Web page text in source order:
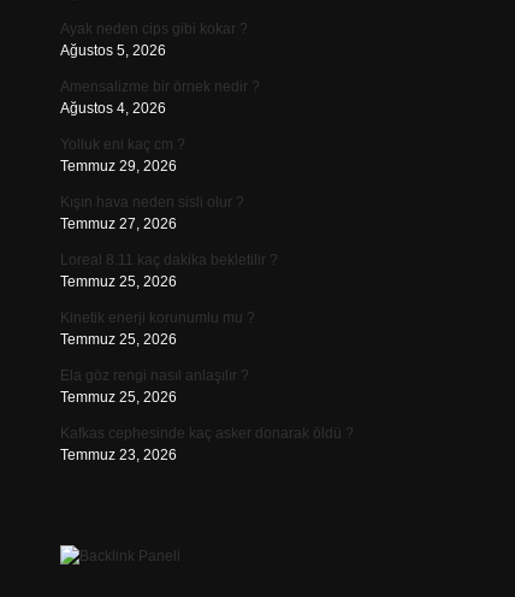
Ayak neden cips gibi kokar ?
Ağustos 5, 2026
Amensalizme bir örnek nedir ?
Ağustos 4, 2026
Yolluk eni kaç cm ?
Temmuz 29, 2026
Kışın hava neden sisli olur ?
Temmuz 27, 2026
Loreal 8.11 kaç dakika bekletilir ?
Temmuz 25, 2026
Kinetik enerji korunumlu mu ?
Temmuz 25, 2026
Ela göz rengi nasıl anlaşılır ?
Temmuz 25, 2026
Kafkas cephesinde kaç asker donarak öldü ?
Temmuz 23, 2026